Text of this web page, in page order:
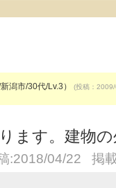
潟市/30代/Lv.3） (投稿：
ます。建物
稿:2018/04/22 掲